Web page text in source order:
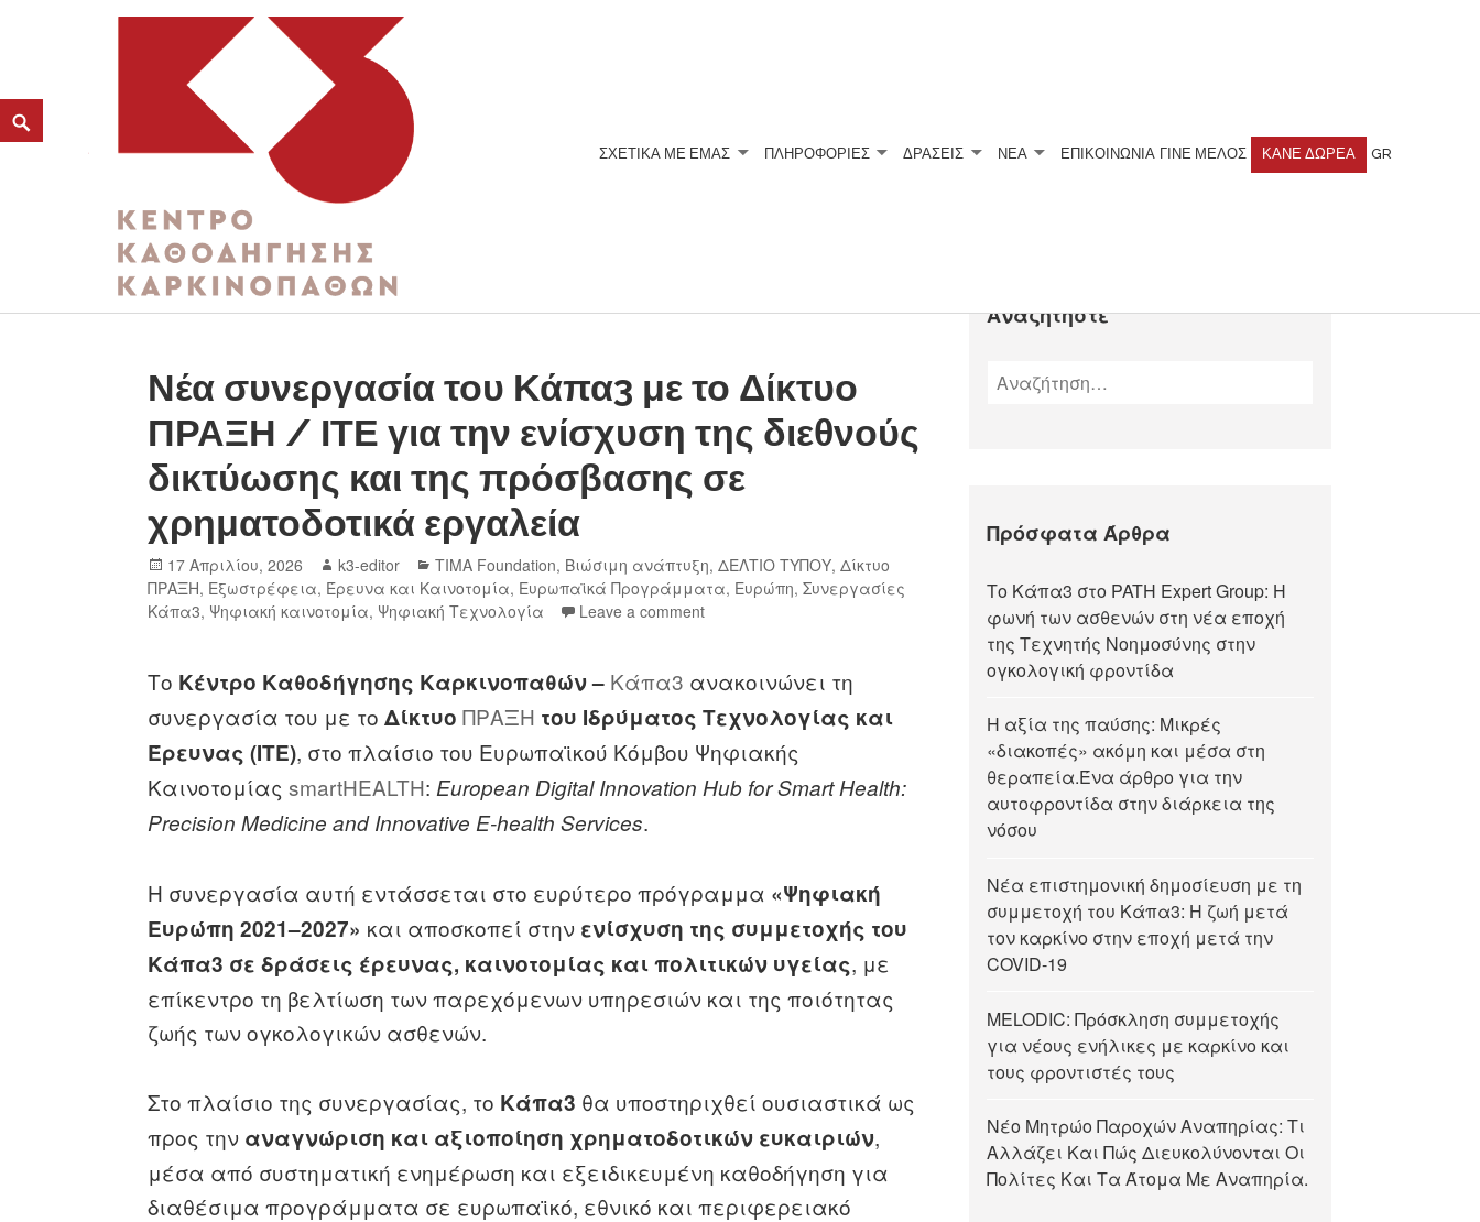
K3
ΚΕΝΤΡΟ ΚΑΘΟΔΗΓΗΣΗΣ ΚΑΡΚΙΝΟΠΑΘΩΝ
ΣΧΕΤΙΚΆ ΜΕ ΕΜΆΣ ΠΛΗΡΟΦΟΡΙΕΣ ΔΡΑΣΕΙΣ ΝΕΑ ΕΠΙΚΟΙΝΩΝΙΑ ΓΊΝΕ ΜΈΛΟΣ ΚΆΝΕ ΔΩΡΕΆ GR
ΚΑΤΗΓΟΡΊΑ:
Νέα συνεργασία του Κάπα3 με το Δίκτυο
ΠΡΑΞΗ / ΙΤΕ για την ενίσχυση της διεθνούς
δικτύωσης και της πρόσβασης σε
χρηματοδοτικά εργαλεία
17 Απριλίου, 2026 k3-editor TIMA Foundation, Βιώσιμη ανάπτυξη,ΔΕΛΤΙΟ ΤΥΠΟΥ,Δίκτυο
ΠΡΑΞΗ, Εξωστρέφεια, Έρευνα και Καινοτομία, Ευρωπαϊκά Προγράμματα, Ευρώπη,Συνεργασίες
Κάπα3, Ψηφιακή καινοτομία, Ψηφιακή Τεχνολογία Leave a comment
Το Κέντρο Καθοδήγησης Καρκινοπαθών – Κάπα3 ανακοινώνει τη
συνεργασία του με τοΔίκτυοΠΡΑΞΗ του Ιδρύματος Τεχνολογίας και
Έρευνας (ΙΤΕ), στο πλαίσιο του Ευρωπαϊκού Κόμβου Ψηφιακής
ΚαινοτομίαςsmartHEALTH: European Digital Innovation Hub for Smart Health:
Precision Medicine and Innovative E-health Services.
Η συνεργασία αυτή εντάσσεται στο ευρύτερο πρόγραμμα «Ψηφιακή
Ευρώπη 2021–2027» και αποσκοπεί στην ενίσχυση της συμμετοχής του
Κάπα3 σε δράσεις έρευνας, καινοτομίας και πολιτικών υγείας, με
επίκεντρο τη βελτίωση των παρεχόμενων υπηρεσιών και της ποιότητας
ζωής των ογκολογικών ασθενών.
Στο πλαίσιο της συνεργασίας, το Κάπα3 θα υποστηριχθεί ουσιαστικά ως
προς την αναγνώριση και αξιοποίηση χρηματοδοτικών ευκαιριών,
μέσα από συστηματική ενημέρωση και εξειδικευμένη καθοδήγηση για
διαθέσιμα προγράμματα σε ευρωπαϊκό, εθνικό και περιφερειακό
Αναζητήστε
Πρόσφατα Άρθρα
Tο Κάπα3 στο PATH Expert Group: Η
φωνή των ασθενών στη νέα εποχή
της Τεχνητής Νοημοσύνης στην
ογκολογική φροντίδα
Η αξία της παύσης: Μικρές
«διακοπές» ακόμη και μέσα στη
θεραπεία.Ένα άρθρο για την
αυτοφροντίδα στην διάρκεια της
νόσου
Νέα επιστημονική δημοσίευση με τη
συμμετοχή του Κάπα3: Η ζωή μετά
τον καρκίνο στην εποχή μετά την
COVID-19
MELODIC: Πρόσκληση συμμετοχής
για νέους ενήλικες με καρκίνο και
τους φροντιστές τους
Νέο Μητρώο Παροχών Αναπηρίας: Τι
Αλλάζει Και Πώς Διευκολύνονται Οι
Πολίτες Και Τα Άτομα Με Αναπηρία.